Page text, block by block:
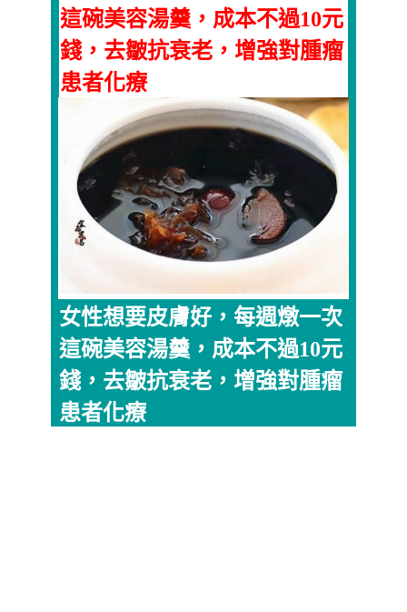
這碗美容湯羹，成本不過10元
錢，去皺抗衰老，增強對腫瘤
患者化療
女性想要皮膚好，每週燉一次
這碗美容湯羹，成本不過10元
錢，去皺抗衰老，增強對腫瘤
患者化療